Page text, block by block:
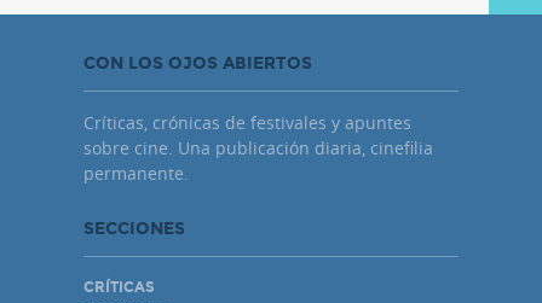
CON LOS OJOS ABIERTOS
Críticas, crónicas de festivales y apuntes
sobre cine. Una publicación diaria, cinefilia
permanente.
SECCIONES
CRÍTICAS